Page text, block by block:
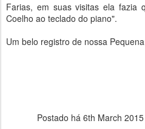
Farias, em suas visitas ela fazia
Coelho ao teclado do piano".
Um belo registro de nossa
Postado há 6th March 2015